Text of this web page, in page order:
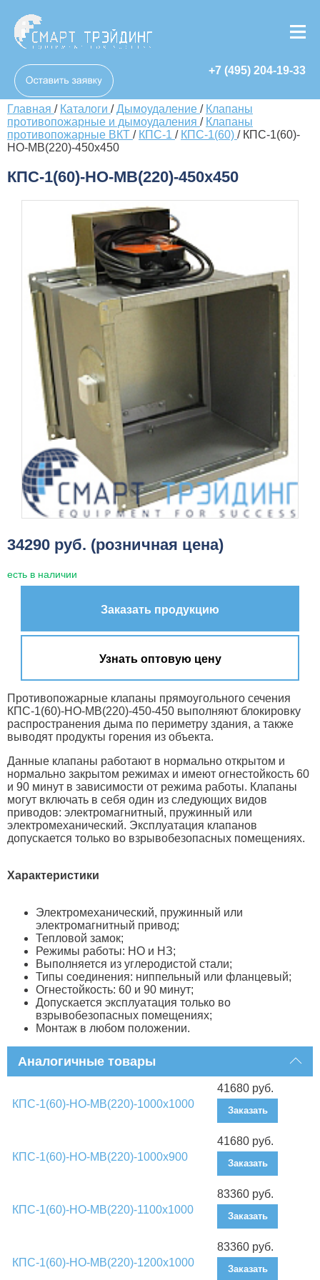
+7 (495) 204-19-33
Главная / Каталоги /Дымоудаление / Клапаны
противопожарные и дымоудаления / Клапаны
противопожарные ВКТ / КПС-1 / КПС-1(60) / КПС-1(60)-
НО-МВ(220)-450х450
КПС-1(60)-НО-МВ(220)-450х450
34290 руб. (розничная цена)
есть в наличии
Заказать продукцию
Узнать оптовую цену
Противопожарные клапаны прямоугольного сечения
КПС-1(60)-НО-МВ(220)-450-450 выполняют блокировку
распространения дыма по периметру здания, а также
выводят продукты горения из объекта.
Данные клапаны работают в нормально открытом и
нормально закрытом режимах и имеют огнестойкость 60
и 90 минут в зависимости от режима работы. Клапаны
могут включать в себя один из следующих видов
приводов: электромагнитный, пружинный или
электромеханический. Эксплуатация клапанов
допускается только во взрывобезопасных помещениях.
Характеристики
Электромеханический, пружинный или
электромагнитный привод;
Тепловой замок;
Режимы работы: НО и НЗ;
Выполняется из углеродистой стали;
Типы соединения: ниппельный или фланцевый;
Огнестойкость: 60 и 90 минут;
Допускается эксплуатация только во
взрывобезопасных помещениях;
Монтаж в любом положении.
Аналогичные товары
КПС-1(60)-НО-МВ(220)-1000х1000
41680 руб.
Заказать
КПС-1(60)-НО-МВ(220)-1000х900
41680 руб.
Заказать
КПС-1(60)-НО-МВ(220)-1100х1000
83360 руб.
Заказать
КПС-1(60)-НО-МВ(220)-1200х1000
83360 руб.
Заказать